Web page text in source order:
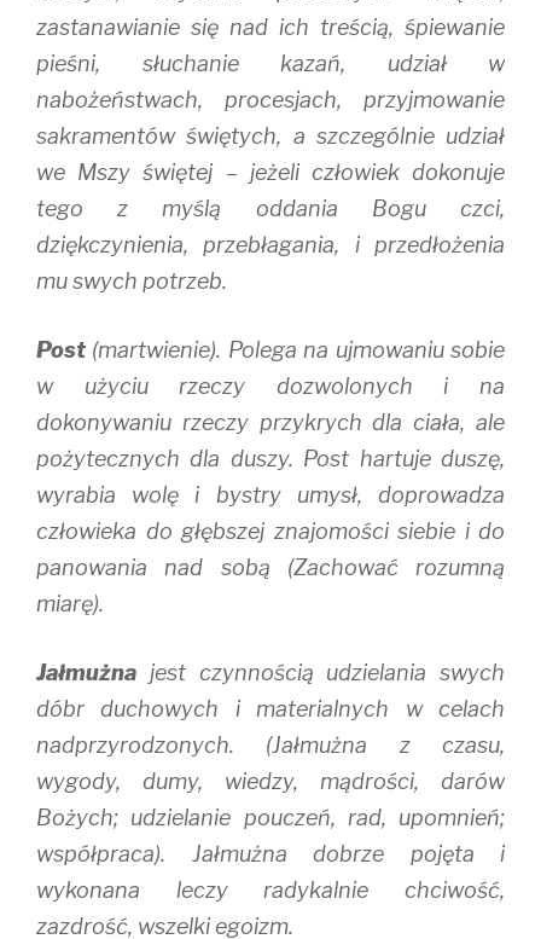
zastanawianie się nad ich treścią, śpiewanie
pieśni, słuchanie kazań, udział w
nabożeństwach, procesjach, przyjmowanie
sakramentów świętych, a szczególnie udział
we Mszy świętej – jeżeli człowiek dokonuje
tego z myślą oddania Bogu czci,
dziękczynienia, przebłagania, i przedłożenia
mu swych potrzeb.
Post (martwienie). Polega na ujmowaniu sobie
w użyciu rzeczy dozwolonych i na
dokonywaniu rzeczy przykrych dla ciała, ale
pożytecznych dla duszy. Post hartuje duszę,
wyrabia wolę i bystry umysł, doprowadza
człowieka do głębszej znajomości siebie i do
panowania nad sobą (Zachować rozumną
miarę).
Jałmużna jest czynnością udzielania swych
dóbr duchowych i materialnych w celach
nadprzyrodzonych. (Jałmużna z czasu,
wygody, dumy, wiedzy, mądrości, darów
Bożych; udzielanie pouczeń, rad, upomnień;
współpraca). Jałmużna dobrze pojęta i
wykonana leczy radykalnie chciwość,
zazdrość, wszelki egoizm.